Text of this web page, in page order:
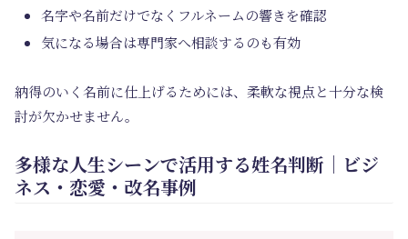
名字や名前だけでなくフルネームの響きを確認
気になる場合は専門家へ相談するのも有効
納得のいく名前に仕上げるためには、柔軟な視点と十分な検
討が欠かせません。
多様な人生シーンで活用する姓名判断｜ビジ
ネス・恋愛・改名事例